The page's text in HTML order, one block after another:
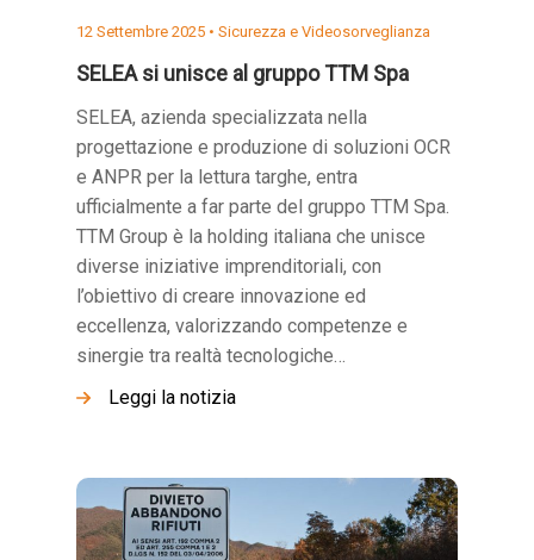
12 Settembre 2025 • Sicurezza e Videosorveglianza
SELEA si unisce al gruppo TTM Spa
SELEA, azienda specializzata nella
progettazione e produzione di soluzioni OCR
e ANPR per la lettura targhe, entra
ufficialmente a far parte del gruppo TTM Spa.
TTM Group è la holding italiana che unisce
diverse iniziative imprenditoriali, con
l’obiettivo di creare innovazione ed
eccellenza, valorizzando competenze e
sinergie tra realtà tecnologiche…
Leggi la notizia